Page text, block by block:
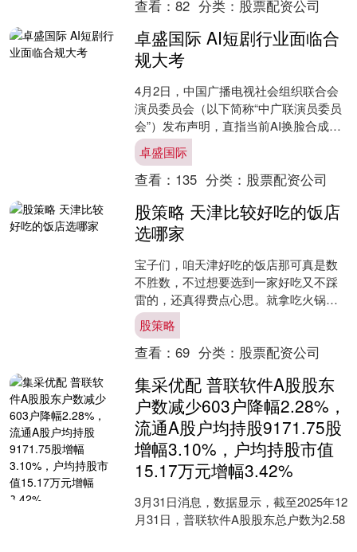
查看： 82 分类： 股票配资公司
卓盛国际 AI短剧行业面临合
规大考
4月2日，中国广播电视社会组织联合会
演员委员会（以下简称“中广联演员委员
会”）发布声明，直指当前AI换脸合成、
声纹克隆复刻、影视素材任意篡改等侵
权现象。 声明提....
卓盛国际
查看： 135 分类： 股票配资公司
股策略 天津比较好吃的饭店
选哪家
宝子们，咱天津好吃的饭店那可真是数
不胜数，不过想要选到一家好吃又不踩
雷的，还真得费点心思。就拿吃火锅来
说吧，今天咱就来唠唠怎么选到一家超
棒的火锅店，顺便给大家推....
股策略
查看： 69 分类： 股票配资公司
集采优配 普联软件A股股东
户数减少603户降幅2.28%，
流通A股户均持股9171.75股
增幅3.10%，户均持股市值
15.17万元增幅3.42%
3月31日消息，数据显示，截至2025年12
月31日，普联软件A股股东总户数为2.58